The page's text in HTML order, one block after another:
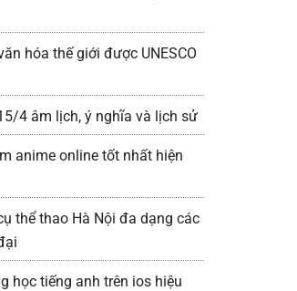
hóa thế giới được UNESCO
4 âm lịch, ý nghĩa và lịch sử
anime online tốt nhất hiện
thể thao Hà Nội đa dạng các
học tiếng anh trên ios hiệu